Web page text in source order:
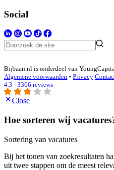
Social
Bijbaan.nl is onderdeel van
Algemene voorwaarden • Privacy
4.3 - 3366 reviews
Close
Hoe sorteren wij
Sortering van vacatures
Bij het tonen van zoekresultaten
uit twee stappen om de meest